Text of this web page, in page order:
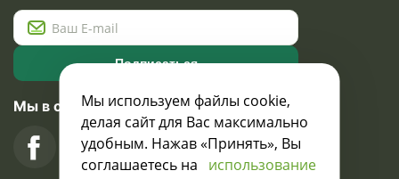
Подписаться
Мы в социальных сетях
Мы используем файлы cookie,
делая сайт для Вас максимально
удобным. Нажав «Принять», Вы
соглашаетесь на использование